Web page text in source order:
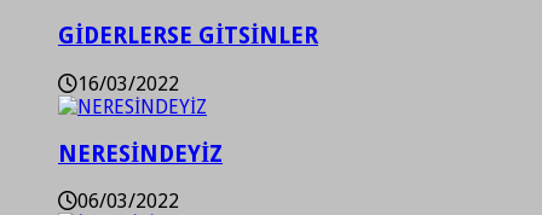
GİDERLERSE GİTSİNLER
16/03/2022
NERESİNDEYİZ
06/03/2022